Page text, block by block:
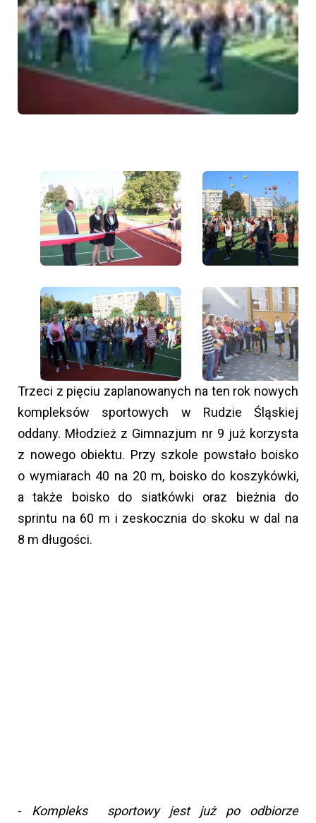
Trzeci z pięciu zaplanowanych na ten rok nowych
kompleksów sportowych w Rudzie Śląskiej
oddany. Młodzież z Gimnazjum nr 9 już korzysta
z nowego obiektu. Przy szkole powstało boisko
o wymiarach 40 na 20 m, boisko do koszykówki,
a także boisko do siatkówki oraz bieżnia do
sprintu na 60 m i zeskocznia do skoku w dal na
8 m długości.
- Kompleks sportowy jest już po odbiorze